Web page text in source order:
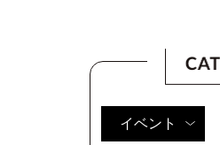
イベント